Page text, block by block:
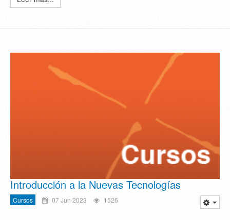
Introducción a la Nuevas Tecnologías
Cursos 07 Jun 2023 1526